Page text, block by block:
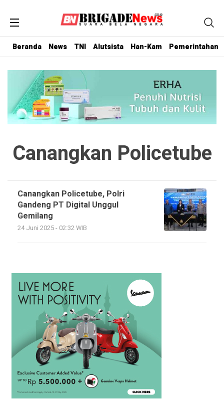
Beranda News TNI Alutsista Han-Kam Pemerintahan
Canangkan Policetube
Canangkan Policetube, Polri
Gandeng PT Digital Unggul
Gemilang
24 Juni 2025 - 02:32 WIB